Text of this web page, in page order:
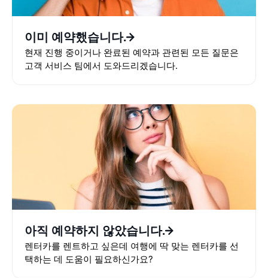
이미 예약했습니다.
현재 진행 중이거나 완료된 예약과 관련된 모든 질문은
고객 서비스 팀에서 도와드리겠습니다.
아직 예약하지 않았습니다.
렌터카를 렌트하고 싶은데 여행에 딱 맞는 렌터카를 선
택하는 데 도움이 필요하신가요?